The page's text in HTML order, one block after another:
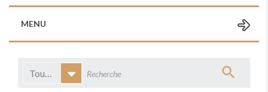
MENU
Toutes catégories